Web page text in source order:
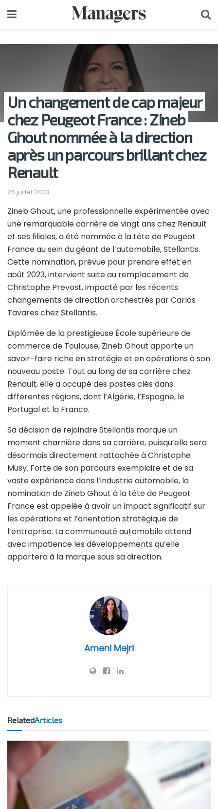
Un changement de cap majeur
chez Peugeot France : Zineb
Ghout nommée à la direction
après un parcours brillant chez
Renault
26 juillet 2023
Zineb Ghout, une professionnelle expérimentée avec
une remarquable carrière de vingt ans chez Renault
et ses filiales, a été nommée à la tête de Peugeot
France au sein du géant de l’automobile, Stellantis.
Cette nomination, prévue pour prendre effet en
août 2023, intervient suite au remplacement de
Christophe Prevost, impacté par les récents
changements de direction orchestrés par Carlos
Tavares chez Stellantis.
Diplômée de la prestigieuse École supérieure de
commerce de Toulouse, Zineb Ghout apporte un
savoir-faire riche en stratégie et en opérations à son
nouveau poste. Tout au long de sa carrière chez
Renault, elle a occupé des postes clés dans
différentes régions, dont l’Algérie, l’Espagne, le
Portugal et la France.
Sa décision de rejoindre Stellantis marque un
moment charnière dans sa carrière, puisqu’elle sera
désormais directement rattachée à Christophe
Musy. Forte de son parcours exemplaire et de sa
vaste expérience dans l’industrie automobile, la
nomination de Zineb Ghout à la tête de Peugeot
France est appelée à avoir un impact significatif sur
les opérations et l’orientation stratégique de
l’entreprise. La communauté automobile attend
avec impatience les développements qu’elle
apportera à la marque sous sa direction.
Ameni Mejri
RelatedArticles